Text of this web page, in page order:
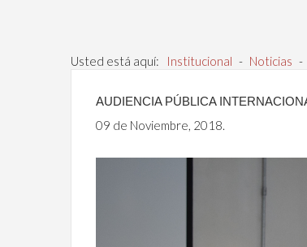
Usted está aquí: Institucional - Noticias -
AUDIENCIA PÚBLICA
09 de Noviembre, 2018.